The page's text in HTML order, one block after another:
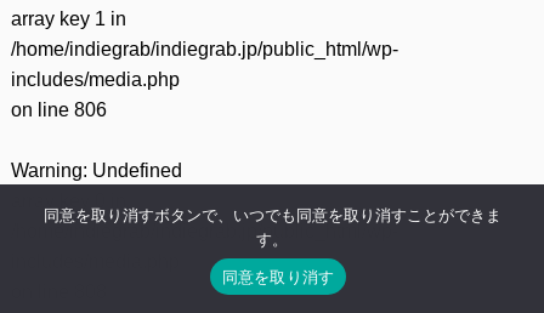
array key 1 in
/home/indiegrab/indiegrab.jp/public_html/wp-
includes/media.php
on line 806
Warning: Undefined
/home/indiegrab/indiegrab.jp/public_html/wp-
同意を取り消すボタンで、いつでも同意を取り消すことができま
す。
同意を取り消す